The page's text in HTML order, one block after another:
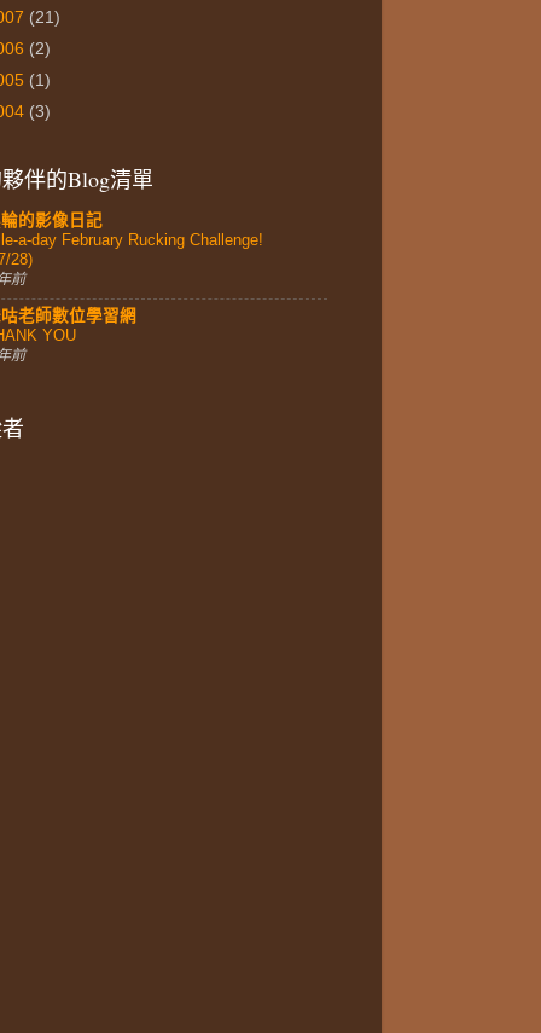
(21)
(2)
(1)
(3)
伴的Blog清單
的影像日記
a-day February Rucking Challenge!
28)
前
老師數位學習網
YOU
前